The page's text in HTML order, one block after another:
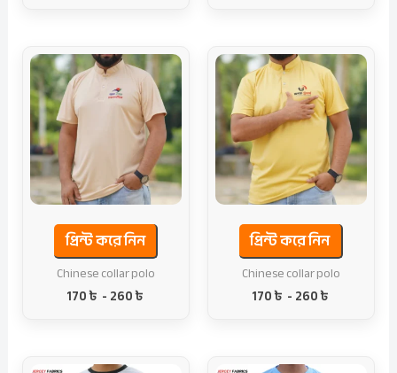
প্রিন্ট করে নিন
Chinese collar polo
170৳ -260৳
প্রিন্ট করে নিন
Chinese collar polo
170৳ -260৳